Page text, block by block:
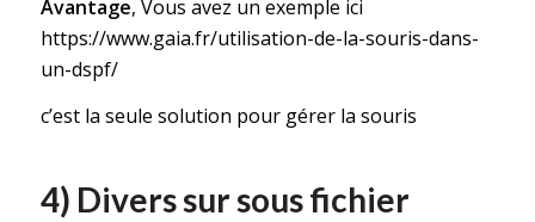
Avantage, Vous avez un exemple ici
https://www.gaia.fr/utilisation-de-la-souris-dans-
un-dspf/
c’est la seule solution pour gérer la souris
4) Divers sur sous fichier